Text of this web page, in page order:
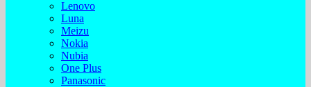
Lenovo
Luna
Meizu
Nokia
Nubia
One Plus
Panasonic